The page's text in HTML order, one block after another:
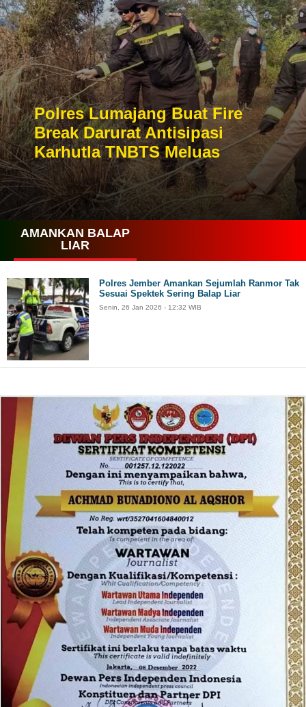
Polres Lumajang Buat Fire
Break Darurat Antisipasi
Karhutla TNBTS Meluas
AMANKAN BALAP
LIAR
Polres Jember Amankan Sejumlah Ranmor Tak
Sesuai Spektek Sering Balap Liar
Senin, 26 Jan 2026 - 12:32 WIB